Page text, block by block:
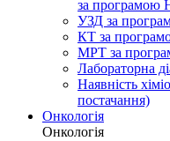
за програмою
УЗД за
КТ за
МРТ за
Лабораторна
Наявність
постачання)
Онкологія
Онкологія